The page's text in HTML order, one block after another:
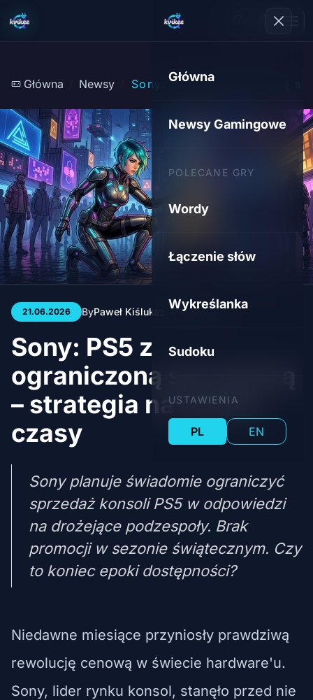
Główna
Newsy Gamingowe
POLECANE GRY
Wordy
Łączenie słów
Wykreślanka
Sudoku
USTAWIENIA
PL EN
Główna Newsy Sony: PS5 z ograniczoną
21.06.2026 ByPaweł Kiśluk 3 min 31
Sony: PS5 z
ograniczoną sprzedażą
– strategia na trudne
czasy
Sony planuje świadomie ograniczyć
sprzedaż konsoli PS5 w odpowiedzi
na drożejące podzespoły. Brak
promocji w sezonie świątecznym. Czy
to koniec epoki dostępności?
Niedawne miesiące przyniosły prawdziwą
rewolucję cenową w świecie hardware'u.
Sony, lider rynku konsol, stanęło przed nie